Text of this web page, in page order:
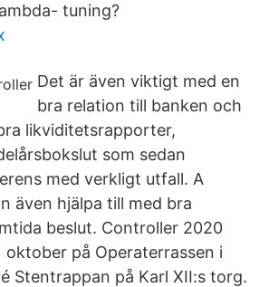
tuning?
Det är även viktigt med en
bra relation till banken och
likviditetsrapporter,
som sedan
med verkligt utfall. A
även hjälpa till med bra
beslut. Controller 2020
oktober på Operaterrassen i
Stentrappan på Karl XII:s torg.